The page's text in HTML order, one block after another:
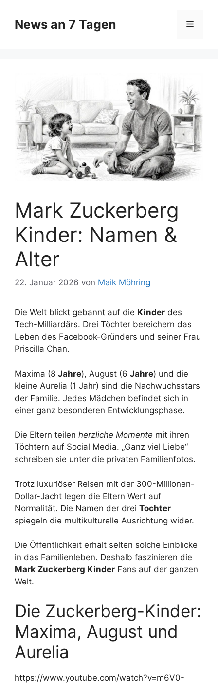
Inhalt
springen
News an 7 Tagen Menü
Mark Zuckerberg
Kinder: Namen &
Alter
22. Januar 2026 von Maik Möhring
Die Welt blickt gebannt auf die Kinder des
Tech-Milliardärs. Drei Töchter bereichern das
Leben des Facebook-Gründers und seiner Frau
Priscilla Chan.
Maxima (8 Jahre), August (6 Jahre) und die
kleine Aurelia (1 Jahr) sind die Nachwuchsstars
der Familie. Jedes Mädchen befindet sich in
einer ganz besonderen Entwicklungsphase.
Die Eltern teilen herzliche Momente mit ihren
Töchtern auf Social Media. „Ganz viel Liebe“
schreiben sie unter die privaten Familienfotos.
Trotz luxuriöser Reisen mit der 300-Millionen-
Dollar-Jacht legen die Eltern Wert auf
Normalität. Die Namen der drei Tochter
spiegeln die multikulturelle Ausrichtung wider.
Die Öffentlichkeit erhält selten solche Einblicke
in das Familienleben. Deshalb faszinieren die
Mark Zuckerberg Kinder Fans auf der ganzen
Welt.
Die Zuckerberg-Kinder:
Maxima, August und
Aurelia
https://www.youtube.com/watch?v=m6V0-